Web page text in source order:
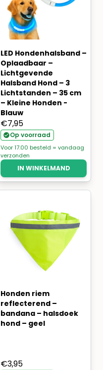
LED Hondenhalsband –
Oplaadbaar –
Lichtgevende
Halsband Hond – 3
Lichtstanden – 35 cm
– Kleine Honden -
Blauw
€7,95
Op voorraad
Voor 17.00 besteld = vandaag
verzonden
IN WINKELMAND
Honden riem
reflecterend –
bandana – halsdoek
hond – geel
€3,95